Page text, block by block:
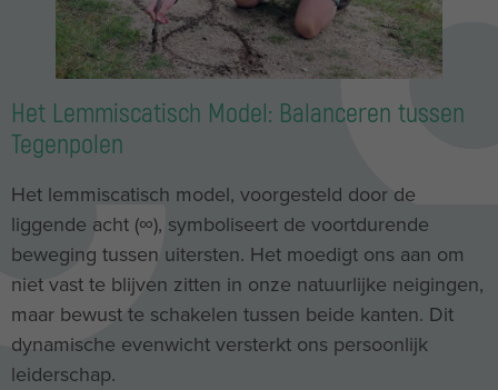
Het Lemmiscatisch Model: Balanceren tussen
Tegenpolen
Het lemmiscatisch model, voorgesteld door de
liggende acht (∞), symboliseert de voortdurende
beweging tussen uitersten. Het moedigt ons aan om
niet vast te blijven zitten in onze natuurlijke neigingen,
maar bewust te schakelen tussen beide kanten. Dit
dynamische evenwicht versterkt ons persoonlijk
leiderschap.